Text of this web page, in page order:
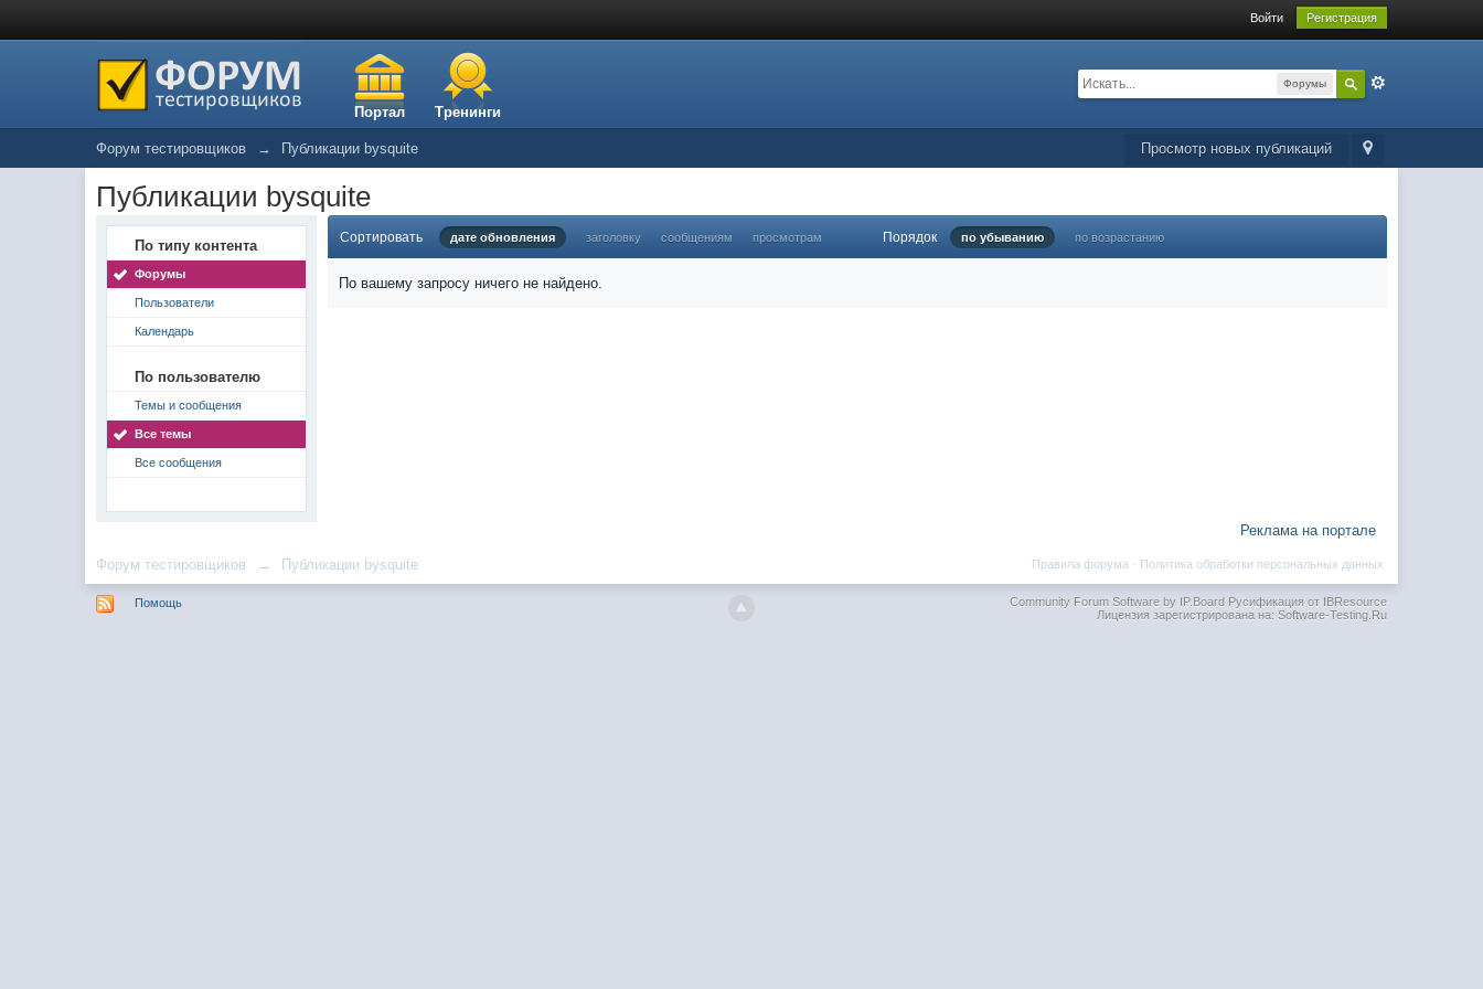
Войти Регистрация
Портал Тренинги
Форумы
Просмотр новых публикаций
Форум тестировщиков → Публикации bysquite
Публикации bysquite
По типу контента
Форумы
Пользователи
Календарь
По пользователю
Темы и сообщения
Все темы
Все сообщения
Сортировать дате обновления заголовку сообщениям просмотрам Порядок по убыванию по возрастанию
По вашему запросу ничего не найдено.
Реклама на портале
Форум тестировщиков → Публикации bysquite Политика обработки персональных данных
Правила форума ·
Помощь Community Forum Software by IP.BoardРусификация от IBResource
Лицензия зарегистрирована на: Software-Testing.Ru